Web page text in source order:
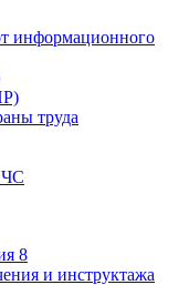
информационного
труда
ЧС
8
и инструктажа